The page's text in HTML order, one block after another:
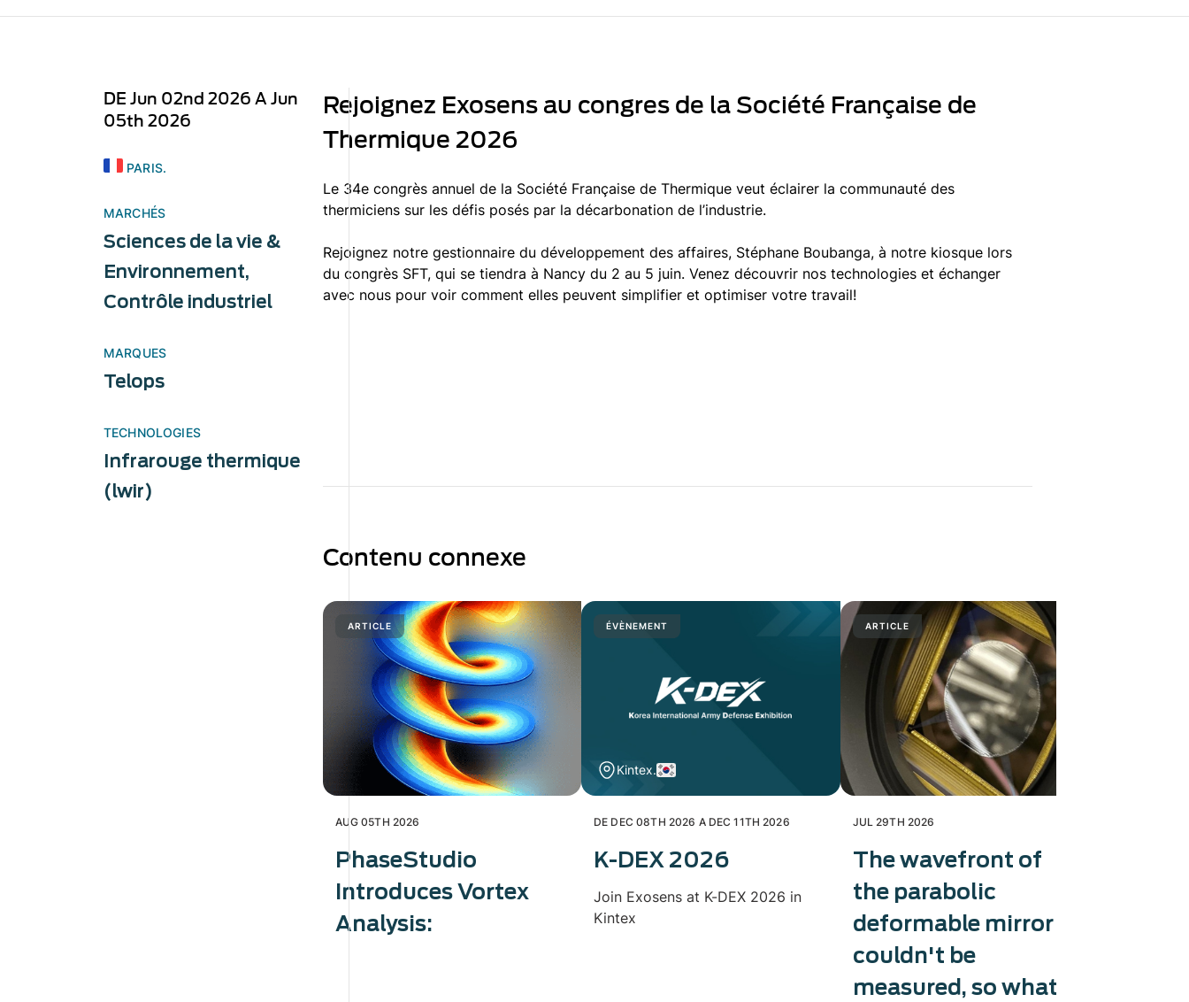
DE Jun 02nd 2026 A Jun
05th 2026
PARIS.
MARCHÉS
Sciences de la vie &
Environnement,
Contrôle industriel
MARQUES
Telops
TECHNOLOGIES
Infrarouge thermique
(lwir)
Rejoignez Exosens au congres de la Société Française de
Thermique 2026
Le 34e congrès annuel de la Société Française de Thermique veut éclairer la communauté des
thermiciens sur les défis posés par la décarbonation de l’industrie.
Rejoignez notre gestionnaire du développement des affaires, Stéphane Boubanga, à notre kiosque lors
du congrès SFT, qui se tiendra à Nancy du 2 au 5 juin. Venez découvrir nos technologies et échanger
avec nous pour voir comment elles peuvent simplifier et optimiser votre travail!
Contenu connexe
ARTICLE
AUG 05TH 2026
PhaseStudio
Introduces Vortex
Analysis:
ÉVÈNEMENT
Kintex.
DE DEC 08TH 2026 A DEC 11TH 2026
K-DEX 2026
Join Exosens at K-DEX 2026 in
Kintex
ARTICLE
JUL 29TH 2026
The wavefront of
the parabolic
deformable mirror
couldn't be
measured, so what